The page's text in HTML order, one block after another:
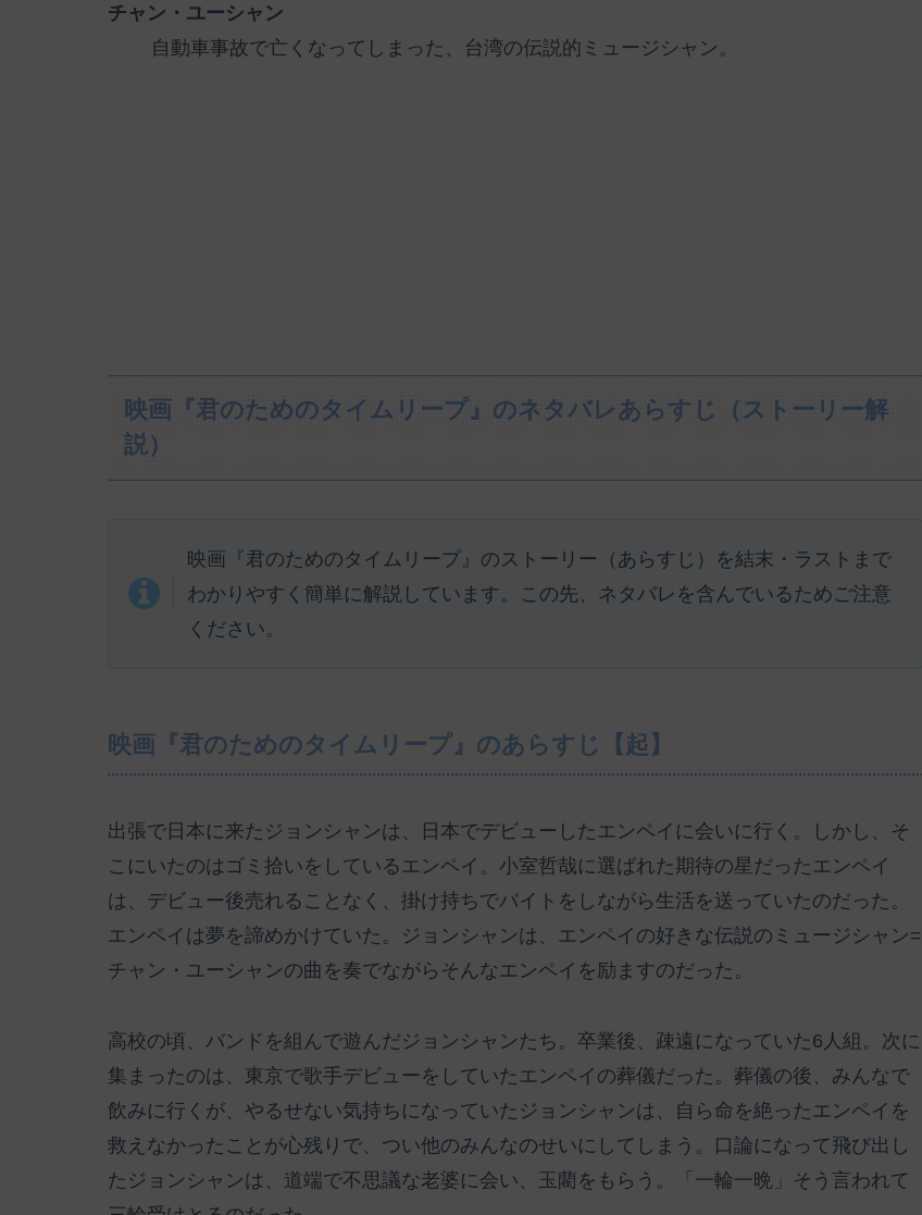
チャン・ユーシャン
自動車事故で亡くなってしまった、台湾の伝説的ミュージシャン。
映画『君のためのタイムリープ』のネタバレあらすじ（ストーリー解
説）
映画『君のためのタイムリープ』のストーリー（あらすじ）を結末・ラストまで
わかりやすく簡単に解説しています。この先、ネタバレを含んでいるためご注意
ください。
映画『君のためのタイムリープ』のあらすじ【起】
出張で日本に来たジョンシャンは、日本でデビューしたエンペイに会いに行く。しかし、そ
こにいたのはゴミ拾いをしているエンペイ。小室哲哉に選ばれた期待の星だったエンペイ
は、デビュー後売れることなく、掛け持ちでバイトをしながら生活を送っていたのだった。
エンペイは夢を諦めかけていた。ジョンシャンは、エンペイの好きな伝説のミュージシャン=
チャン・ユーシャンの曲を奏でながらそんなエンペイを励ますのだった。
高校の頃、バンドを組んで遊んだジョンシャンたち。卒業後、疎遠になっていた6人組。次に
集まったのは、東京で歌手デビューをしていたエンペイの葬儀だった。葬儀の後、みんなで
飲みに行くが、やるせない気持ちになっていたジョンシャンは、自ら命を絶ったエンペイを
救えなかったことが心残りで、つい他のみんなのせいにしてしまう。口論になって飛び出し
たジョンシャンは、道端で不思議な老婆に会い、玉藺をもらう。「一輪一晩」そう言われて